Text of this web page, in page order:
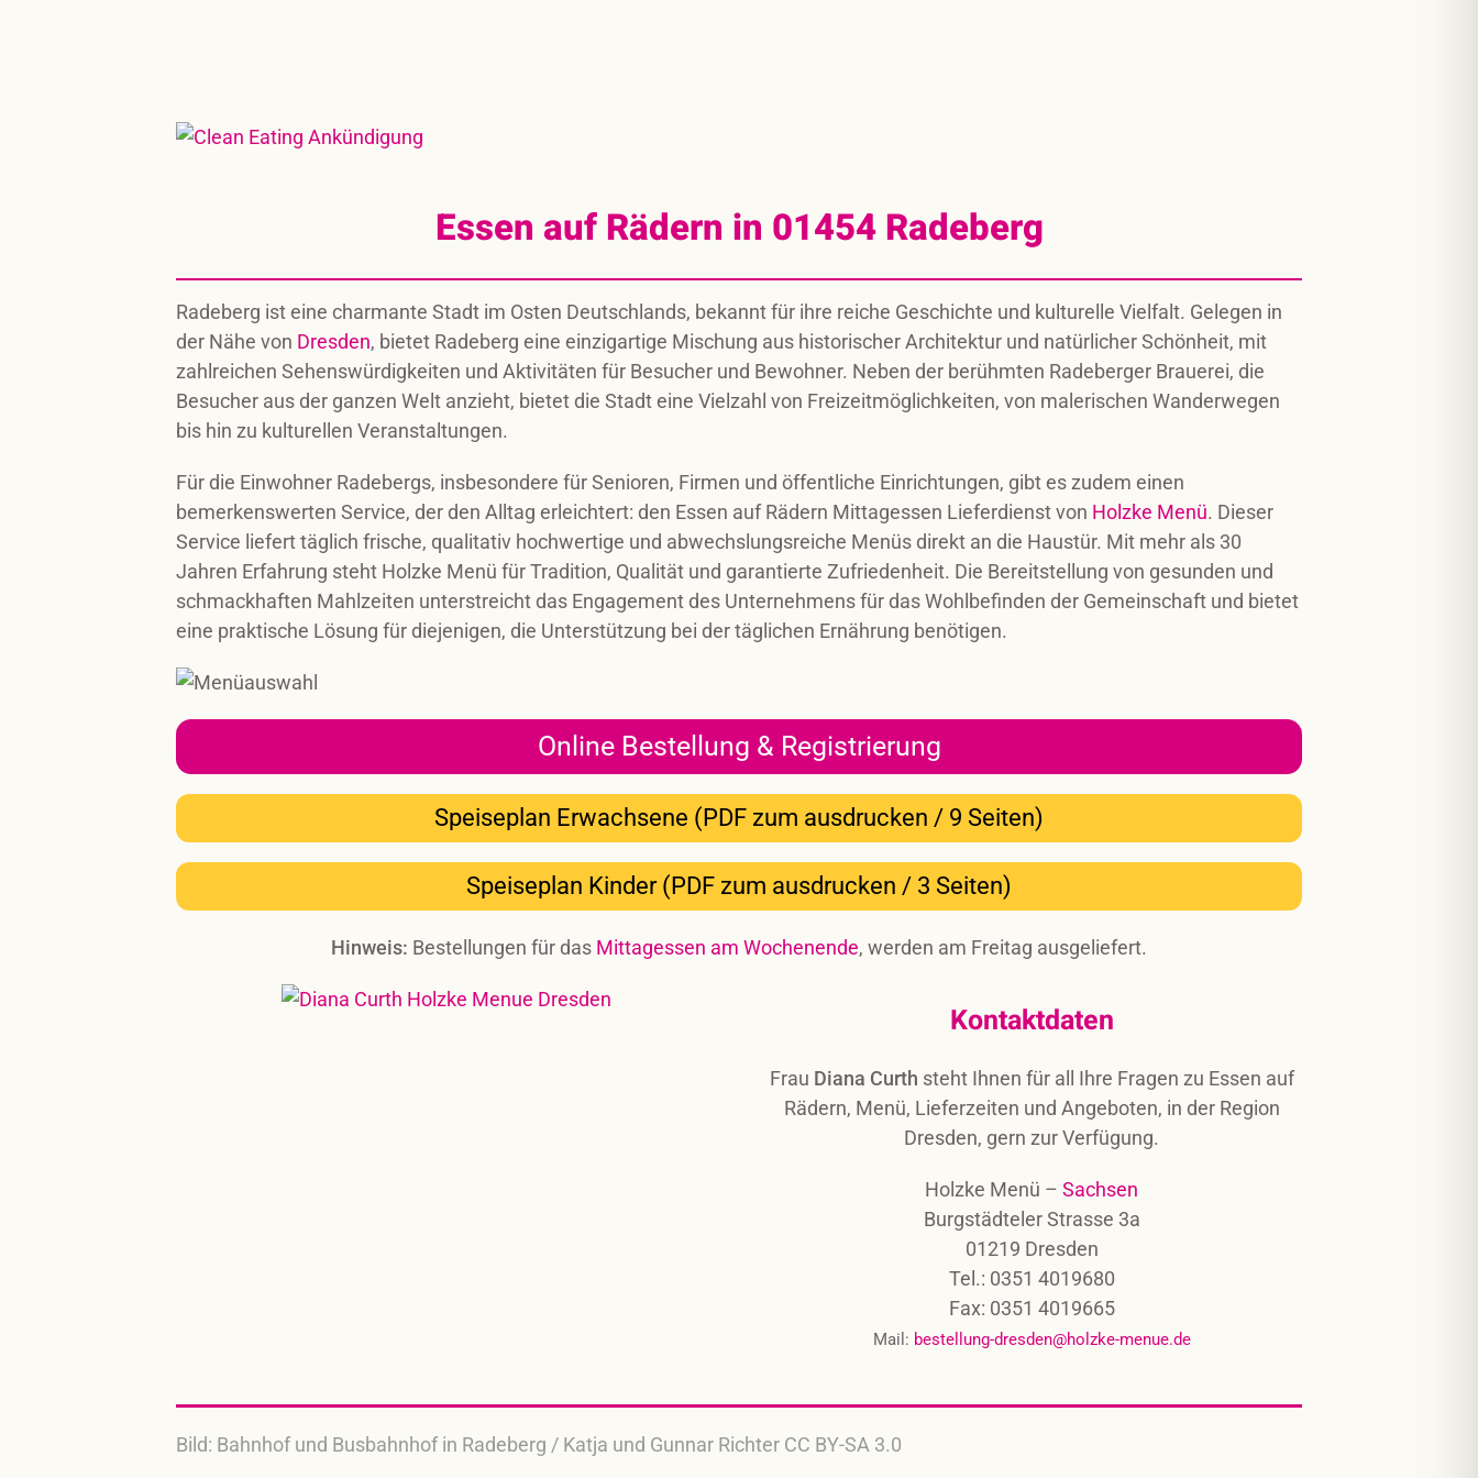
Essen auf Rädern in 01454 Radeberg
Radeberg ist eine charmante Stadt im Osten Deutschlands, bekannt für ihre reiche Geschichte und kulturelle Vielfalt. Gelegen in
der Nähe von Dresden, bietet Radeberg eine einzigartige Mischung aus historischer Architektur und natürlicher Schönheit, mit
zahlreichen Sehenswürdigkeiten und Aktivitäten für Besucher und Bewohner. Neben der berühmten Radeberger Brauerei, die
Besucher aus der ganzen Welt anzieht, bietet die Stadt eine Vielzahl von Freizeitmöglichkeiten, von malerischen Wanderwegen
bis hin zu kulturellen Veranstaltungen.
Für die Einwohner Radebergs, insbesondere für Senioren, Firmen und öffentliche Einrichtungen, gibt es zudem einen
bemerkenswerten Service, der den Alltag erleichtert: den Essen auf Rädern Mittagessen Lieferdienst von Holzke Menü. Dieser
Service liefert täglich frische, qualitativ hochwertige und abwechslungsreiche Menüs direkt an die Haustür. Mit mehr als 30
Jahren Erfahrung steht Holzke Menü für Tradition, Qualität und garantierte Zufriedenheit. Die Bereitstellung von gesunden und
schmackhaften Mahlzeiten unterstreicht das Engagement des Unternehmens für das Wohlbefinden der Gemeinschaft und bietet
eine praktische Lösung für diejenigen, die Unterstützung bei der täglichen Ernährung benötigen.
Online Bestellung & Registrierung
Speiseplan Erwachsene (PDF zum ausdrucken / 9 Seiten)
Speiseplan Kinder (PDF zum ausdrucken / 3 Seiten)
Hinweis: Bestellungen für das Mittagessen am Wochenende, werden am Freitag ausgeliefert.
Kontaktdaten
Frau Diana Curth steht Ihnen für all Ihre Fragen zu Essen auf
Rädern, Menü, Lieferzeiten und Angeboten, in der Region
Dresden, gern zur Verfügung.
Holzke Menü –Sachsen
Burgstädteler Strasse 3a
01219 Dresden
Tel.: 0351 4019680
Fax: 0351 4019665
Mail: bestellung-dresden@holzke-menue.de
Bild: Bahnhof und Busbahnhof in Radeberg / Katja und Gunnar Richter CC BY-SA 3.0